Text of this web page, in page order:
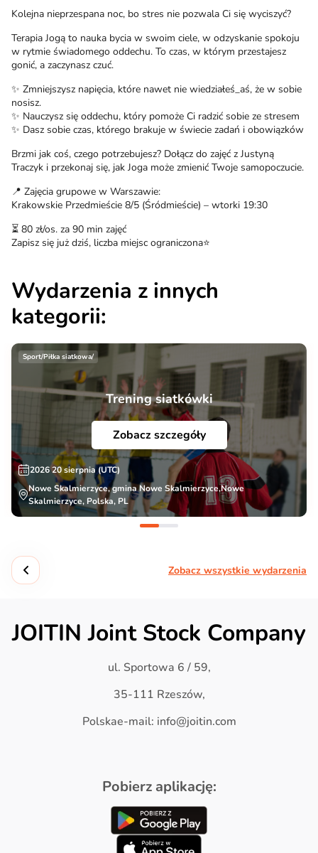
Kolejna nieprzespana noc, bo stres nie pozwala Ci się wyciszyć?
Terapia Jogą to nauka bycia w swoim ciele, w odzyskanie spokoju
w rytmie świadomego oddechu. To czas, w którym przestajesz
gonić, a zaczynasz czuć.
✨ Zmniejszysz napięcia, które nawet nie wiedziałeś_aś, że w sobie
nosisz.
✨ Nauczysz się oddechu, który pomoże Ci radzić sobie ze stresem
✨ Dasz sobie czas, którego brakuje w świecie zadań i obowiązków
Brzmi jak coś, czego potrzebujesz? Dołącz do zajęć z Justyną
Traczyk i przekonaj się, jak Joga może zmienić Twoje samopoczucie.
📍 Zajęcia grupowe w Warszawie:
Krakowskie Przedmieście 8/5 (Śródmieście) – wtorki 19:30
⏳ 80 zł/os. za 90 min zajęć
Zapisz się już dziś, liczba miejsc ograniczona⭐️
Wydarzenia z innych
kategorii:
Sport/Piłka siatkowa/
Trening siatkówki
Zobacz szczegóły
2026 20 sierpnia (UTC)
Nowe Skalmierzyce, gmina Nowe Skalmierzyce,Nowe
Skalmierzyce, Polska, PL
Zobacz wszystkie wydarzenia
JOITIN Joint Stock Company
ul. Sportowa 6 / 59,
35-111 Rzeszów,
Polskae-mail: info@joitin.com
Pobierz aplikację: